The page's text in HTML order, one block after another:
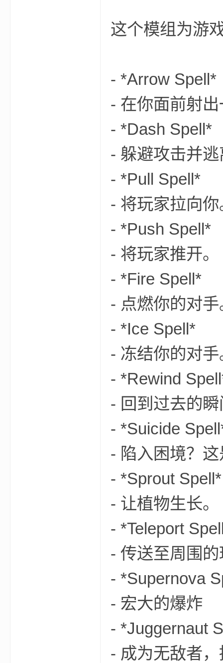
这个模组为游
- *Arrow Spell*
- 在你面前射
- *Dash Spell*
- 躲避攻击并
- *Pull Spell*
- 将玩家拉向你
- *Push Spell*
- 将玩家推开。
- *Fire Spell*
- 点燃你的对手
- *Ice Spell*
- 冻结你的对手
- *Rewind
- 回到过去的
- *Suicide
- 陷入困境？
- *Sprout Spell*
- 让植物生长。
- *Teleport
- 传送至周围
- *Supernova
- 宏大的爆炸
- *Juggernaut
- 成为无敌者